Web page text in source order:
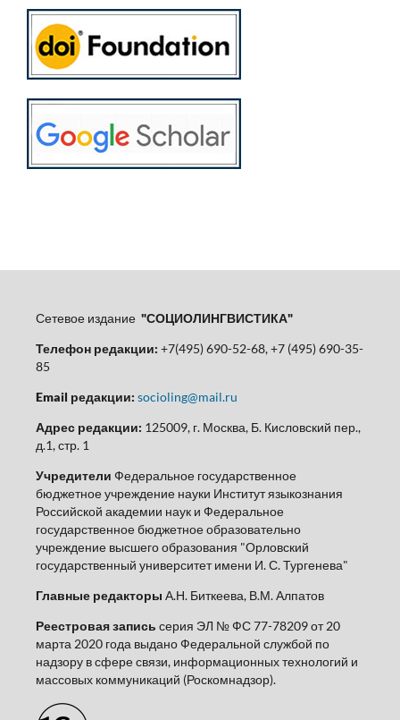
Сетевое издание "СОЦИОЛИНГВИСТИКА"
Телефон редакции: +7(495) 690-52-68, +7 (495) 690-35-
85
Email редакции: socioling@mail.ru
Адрес редакции: 125009, г. Москва, Б. Кисловский пер.,
д.1, стр. 1
Учредители Федеральное государственное
бюджетное учреждение науки Институт языкознания
Российской академии наук и Федеральное
государственное бюджетное образовательно
учреждение высшего образования "Орловский
государственный университет имени И. С. Тургенева"
Главные редакторы А.Н. Биткеева, В.М. Алпатов
Реестровая запись серия ЭЛ № ФС 77-78209 от 20
марта 2020 года выдано Федеральной службой по
надзору в сфере связи, информационных технологий и
массовых коммуникаций (Роскомнадзор).